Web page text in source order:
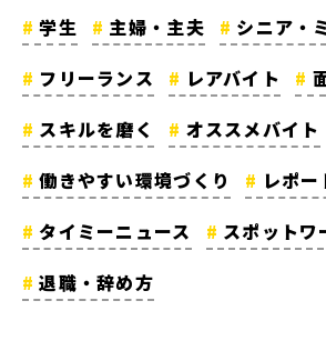
学生
主婦・主夫
シニア・
フリーランス
レアバイト
スキルを磨く
オススメバイト
働きやすい環境づくり
レポ
タイミーニュース
スポットワ
退職・辞め方